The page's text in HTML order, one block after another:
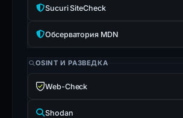
Sucuri SiteCheck
Обсерватория MDN
OSINT И РАЗВЕДКА
Web-Check
Shodan